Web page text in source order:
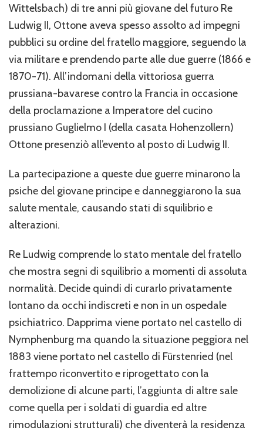
Wittelsbach) di tre anni più giovane del futuro Re
Ludwig II, Ottone aveva spesso assolto ad impegni
pubblici su ordine del fratello maggiore, seguendo la
via militare e prendendo parte alle due guerre (1866 e
1870-71). All’indomani della vittoriosa guerra
prussiana-bavarese contro la Francia in occasione
della proclamazione a Imperatore del cucino
prussiano Guglielmo I (della casata Hohenzollern)
Ottone presenziò all’evento al posto di Ludwig II.
La partecipazione a queste due guerre minarono la
psiche del giovane principe e danneggiarono la sua
salute mentale, causando stati di squilibrio e
alterazioni.
Re Ludwig comprende lo stato mentale del fratello
che mostra segni di squilibrio a momenti di assoluta
normalità. Decide quindi di curarlo privatamente
lontano da occhi indiscreti e non in un ospedale
psichiatrico. Dapprima viene portato nel castello di
Nymphenburg ma quando la situazione peggiora nel
1883 viene portato nel castello di Fürstenried (nel
frattempo riconvertito e riprogettato con la
demolizione di alcune parti, l’aggiunta di altre sale
come quella per i soldati di guardia ed altre
rimodulazioni strutturali) che diventerà la residenza